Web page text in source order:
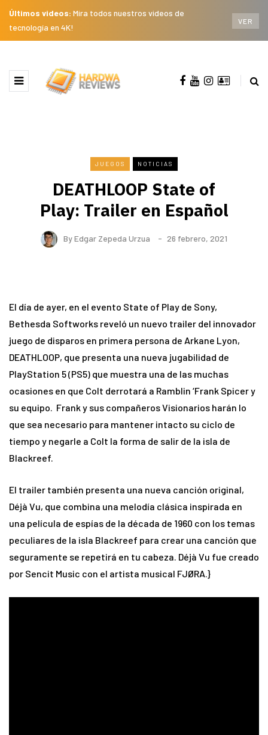
Últimos videos: Mira todos nuestros videos de
tecnología en 4K!
VER
JUEGOS NOTICIAS
DEATHLOOP State of
Play: Trailer en Español
ByEdgar Zepeda Urzua 26 febrero, 2021
El día de ayer, en el evento State of Play de Sony,
Bethesda Softworks reveló un nuevo trailer del innovador
juego de disparos en primera persona de Arkane Lyon,
DEATHLOOP, que presenta una nueva jugabilidad de
PlayStation 5 (PS5) que muestra una de las muchas
ocasiones en que Colt derrotará a Ramblin ‘Frank Spicer y
su equipo. Frank y sus compañeros Visionarios harán lo
que sea necesario para mantener intacto su ciclo de
tiempo y negarle a Colt la forma de salir de la isla de
Blackreef.
El trailer también presenta una nueva canción original,
Déjà Vu, que combina una melodía clásica inspirada en
una película de espías de la década de 1960 con los temas
peculiares de la isla Blackreef para crear una canción que
seguramente se repetirá en tu cabeza. Déjà Vu fue creado
por Sencit Music con el artista musical FJØRA.}